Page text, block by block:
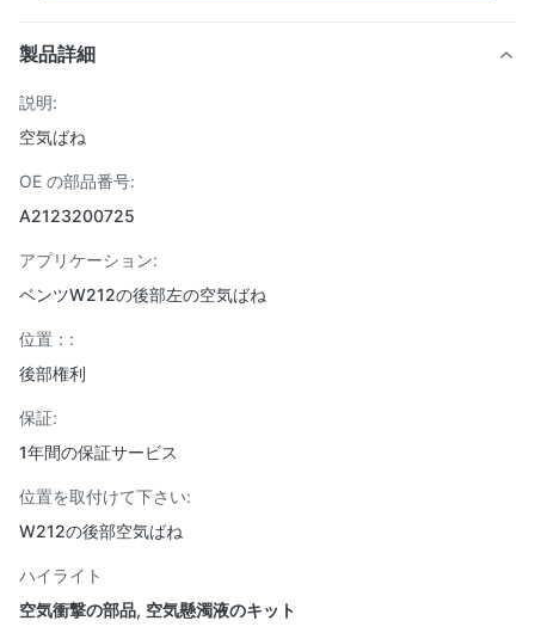
製品詳細
説明:
空気ばね
OE の部品番号:
A2123200725
アプリケーション:
ベンツW212の後部左の空気ばね
位置：:
後部権利
保証:
1年間の保証サービス
位置を取付けて下さい:
W212の後部空気ばね
ハイライト
空気衝撃の部品, 空気懸濁液のキット